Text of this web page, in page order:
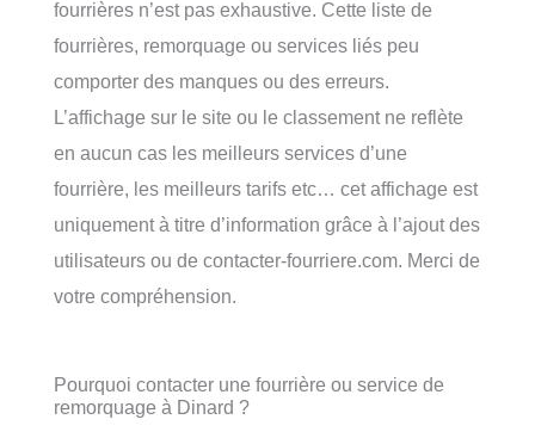
fourrières n’est pas exhaustive. Cette liste de
fourrières, remorquage ou services liés peu
comporter des manques ou des erreurs.
L’affichage sur le site ou le classement ne reflète
en aucun cas les meilleurs services d’une
fourrière, les meilleurs tarifs etc… cet affichage est
uniquement à titre d’information grâce à l’ajout des
utilisateurs ou de contacter-fourriere.com. Merci de
votre compréhension.
Pourquoi contacter une fourrière ou service de
remorquage à Dinard ?